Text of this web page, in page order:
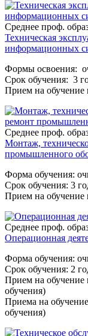
Среднее проф.
Техническая
информационных
Формы освоения:
Срок обучения: 3
Прием на обучение
Среднее проф.
Монтаж,
промышленного
Форма обучения:
Срок обучения: 3
Прием на обучение
Среднее проф.
Операционная
Форма обучения:
Срок обучения: 2
Прием на обучение
обучения)
Приема на
обучения)